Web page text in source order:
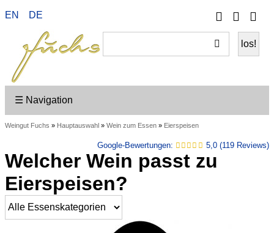
Telefon
Ihr
EN DE
☰ Navigation
Weingut Fuchs » Hauptauswahl » Wein zum Essen » Eierspeisen
Google-Bewertungen: 5,0 (119 Reviews)
Welcher Wein passt zu
Eierspeisen?